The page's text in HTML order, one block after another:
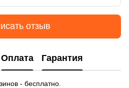
отзыв
Оплата Гарантия
- бесплатно.